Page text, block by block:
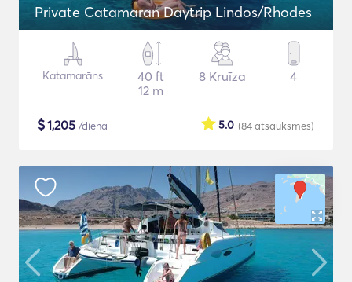
Private Catamaran Daytrip Lindos/Rhodes
Katamarāns
40 ft
12 m
8 Kruīza 4
$1,205 /diena (84atsauksmes)
5.0